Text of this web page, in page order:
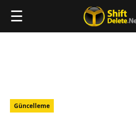
☰
Güncelleme